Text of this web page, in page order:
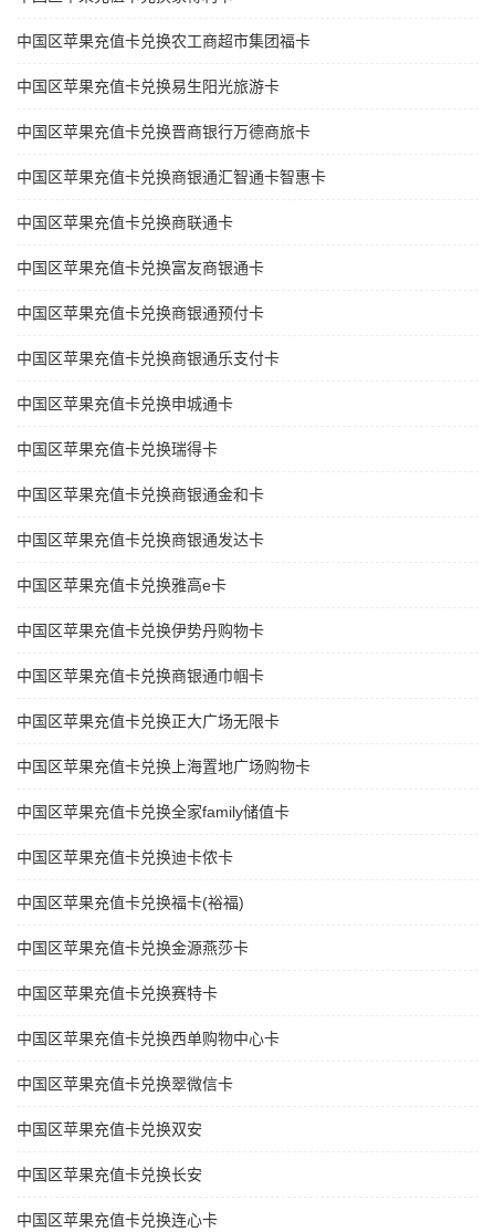
中国区苹果充值卡兑换农工商超市集团福卡
中国区苹果充值卡兑换易生阳光旅游卡
中国区苹果充值卡兑换晋商银行万德商旅卡
中国区苹果充值卡兑换商银通汇智通卡智惠卡
中国区苹果充值卡兑换商联通卡
中国区苹果充值卡兑换富友商银通卡
中国区苹果充值卡兑换商银通预付卡
中国区苹果充值卡兑换商银通乐支付卡
中国区苹果充值卡兑换申城通卡
中国区苹果充值卡兑换瑞得卡
中国区苹果充值卡兑换商银通金和卡
中国区苹果充值卡兑换商银通发达卡
中国区苹果充值卡兑换雅高e卡
中国区苹果充值卡兑换伊势丹购物卡
中国区苹果充值卡兑换商银通巾帼卡
中国区苹果充值卡兑换正大广场无限卡
中国区苹果充值卡兑换上海置地广场购物卡
中国区苹果充值卡兑换全家family储值卡
中国区苹果充值卡兑换迪卡侬卡
中国区苹果充值卡兑换福卡(裕福)
中国区苹果充值卡兑换金源燕莎卡
中国区苹果充值卡兑换赛特卡
中国区苹果充值卡兑换西单购物中心卡
中国区苹果充值卡兑换翠微信卡
中国区苹果充值卡兑换双安
中国区苹果充值卡兑换长安
中国区苹果充值卡兑换连心卡